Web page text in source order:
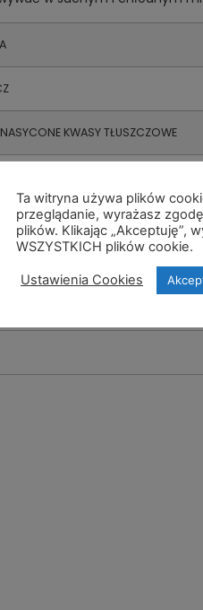
KWASY TŁUSZCZOWE
Ta witryna używa plików
przeglądanie, wyrażasz
plików. Klikając „Akceptuję”,
WSZYSTKICH plików cookie.
Ustawienia Cookies